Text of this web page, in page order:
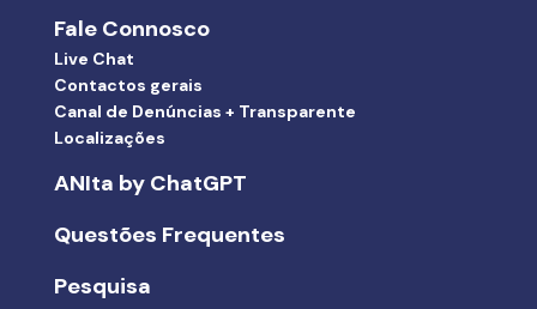
Fale Connosco
Live Chat
Contactos gerais
Canal de Denúncias + Transparente
Localizações
ANIta by ChatGPT
Questões Frequentes
Pesquisa